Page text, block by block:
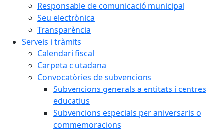
Responsable de comunicació municipal
Seu electrònica
Transparència
Serveis i tràmits
Calendari fiscal
Carpeta ciutadana
Convocatòries de subvencions
Subvencions generals a entitats i centres
educatius
Subvencions especials per aniversaris o
commemoracions